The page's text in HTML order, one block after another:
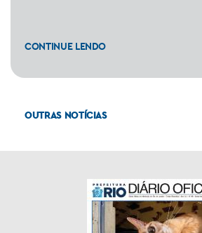
CONTINUE LENDO
OUTRAS NOTÍCIAS